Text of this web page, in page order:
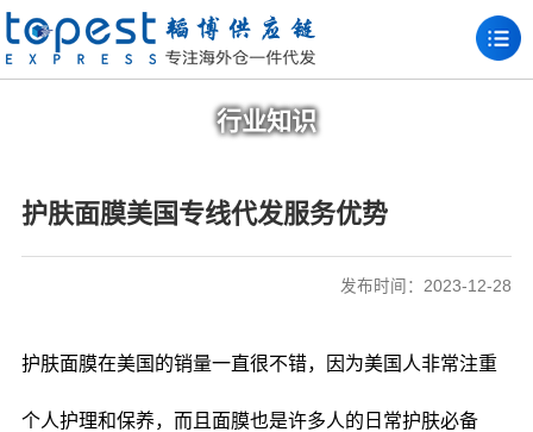
行业知识
护肤面膜美国专线代发服务优势
发布时间：2023-12-28
护肤面膜在美国的销量一直很不错，因为美国人非常注重
个人护理和保养，而且面膜也是许多人的日常护肤必备